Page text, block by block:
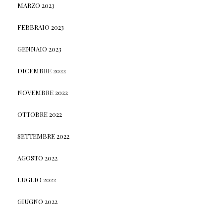
MARZO 2023
FEBBRAIO 2023
GENNAIO 2023
DICEMBRE 2022
NOVEMBRE 2022
OTTOBRE 2022
SETTEMBRE 2022
AGOSTO 2022
LUGLIO 2022
GIUGNO 2022